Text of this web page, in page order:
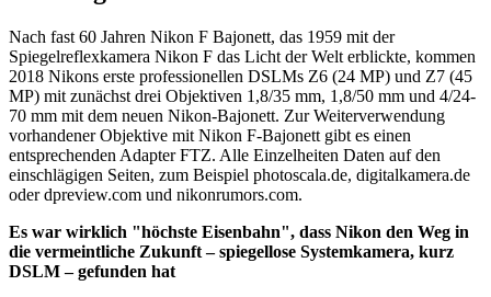
Nach fast 60 Jahren Nikon F Bajonett, das 1959 mit der
Spiegelreflexkamera Nikon F das Licht der Welt erblickte, kommen
2018 Nikons erste professionellen DSLMs Z6 (24 MP) und Z7 (45
MP) mit zunächst drei Objektiven 1,8/35 mm, 1,8/50 mm und 4/24-
70 mm mit dem neuen Nikon-Bajonett. Zur Weiterverwendung
vorhandener Objektive mit Nikon F-Bajonett gibt es einen
entsprechenden Adapter FTZ. Alle Einzelheiten Daten auf den
einschlägigen Seiten, zum Beispiel photoscala.de, digitalkamera.de
oder dpreview.com und nikonrumors.com.
Es war wirklich "höchste Eisenbahn", dass Nikon den Weg in
die vermeintliche Zukunft – spiegellose Systemkamera, kurz
DSLM – gefunden hat